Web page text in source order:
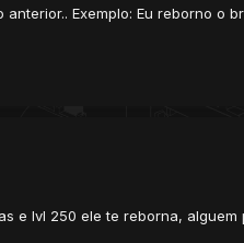
Exemplo: Eu reborno o
e lvl 250 ele te reborna, alguem